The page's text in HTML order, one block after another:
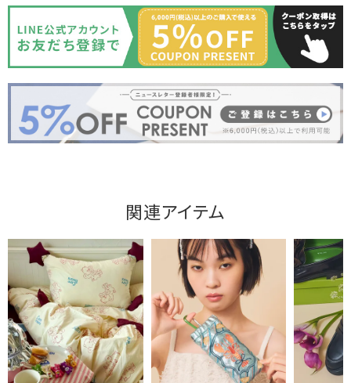
関連アイテム